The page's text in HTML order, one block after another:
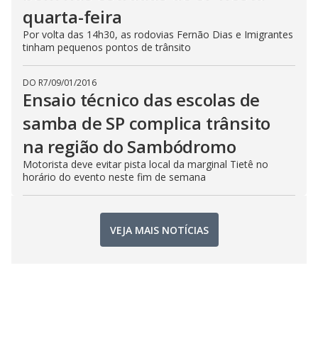
quarta-feira
Por volta das 14h30, as rodovias Fernão Dias e Imigrantes
tinham pequenos pontos de trânsito
DO R7/09/01/2016
Ensaio técnico das escolas de
samba de SP complica trânsito
na região do Sambódromo
Motorista deve evitar pista local da marginal Tietê no
horário do evento neste fim de semana
VEJA MAIS NOTÍCIAS